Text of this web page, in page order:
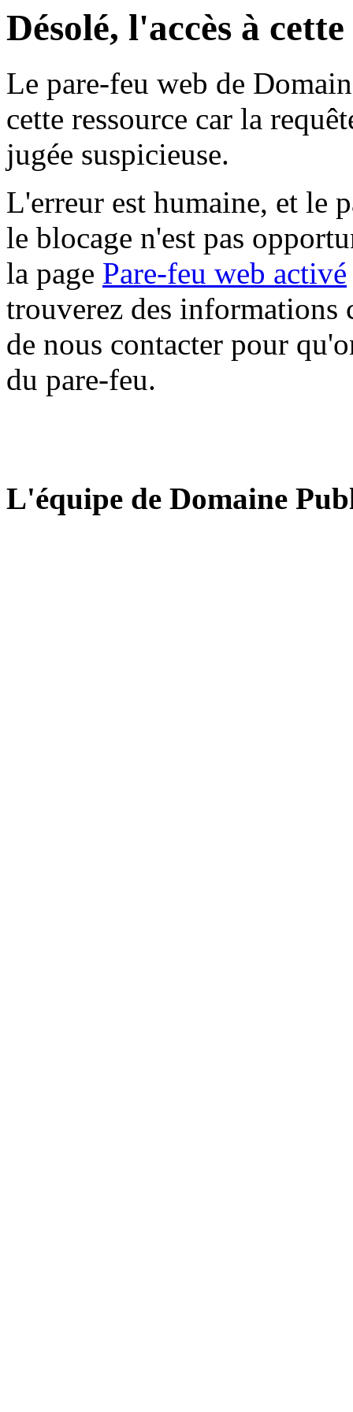
Désolé, l'accès à
Le pare-feu web de
cette ressource car la
jugée suspicieuse.
L'erreur est humaine, et le
le blocage n'est pas
la page Pare-feu web activé
trouverez des informations
de nous contacter pour
du pare-feu.
L'équipe de Domaine